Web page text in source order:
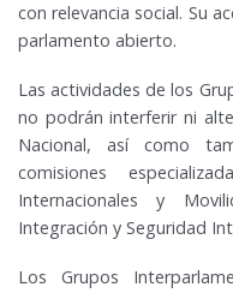
con relevancia social. Su
parlamento abierto.
Las actividades de los
no podrán interferir ni
Nacional, así como
comisiones
Internacionales y
Integración y Seguridad
Los Grupos